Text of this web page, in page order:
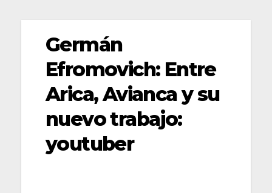
Germán
Efromovich: Entre
Arica, Avianca y su
nuevo trabajo:
youtuber